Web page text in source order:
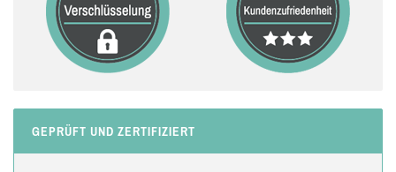
GEPRÜFT UND ZERTIFIZIERT